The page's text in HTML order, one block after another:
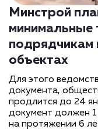
Минстрой
минимальные
подрядчикам
объектах
Для этого
документа,
продлится до 24
документ должен
на протяжении 6